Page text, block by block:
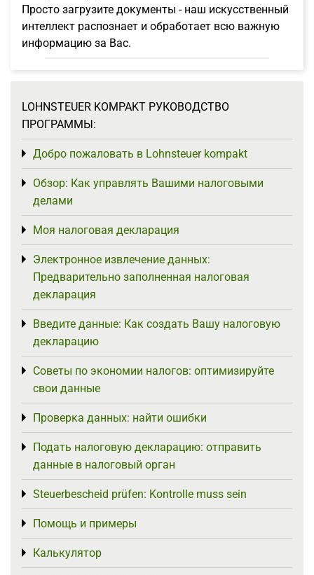
Просто загрузите документы - наш искусственный
интеллект распознает и обработает всю важную
информацию за Вас.
LOHNSTEUER KOMPAKT РУКОВОДСТВО
ПРОГРАММЫ:
Добро пожаловать в Lohnsteuer kompakt
Toggle menu
Обзор: Как управлять Вашими налоговыми
делами
Toggle menu
Моя налоговая декларация
Toggle menu
Электронное извлечение данных:
Предварительно заполненная налоговая
декларация
Toggle menu
Введите данные: Как создать Вашу налоговую
декларацию
Toggle menu
Советы по экономии налогов: оптимизируйте
свои данные
Toggle menu
Проверка данных: найти ошибки
Toggle menu
Подать налоговую декларацию: отправить
данные в налоговый орган
Toggle menu
Steuerbescheid prüfen: Kontrolle muss sein
Toggle menu
Помощь и примеры
Toggle menu
Калькулятор
Toggle menu